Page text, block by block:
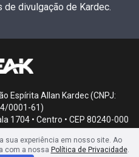
divulgação de Kardec.
Espírita Allan Kardec (CNPJ:
0001-61)
1704 • Centro • CEP 80240-000
sua experiência em nosso site. Ao
com a nossa Política de Privacidade.